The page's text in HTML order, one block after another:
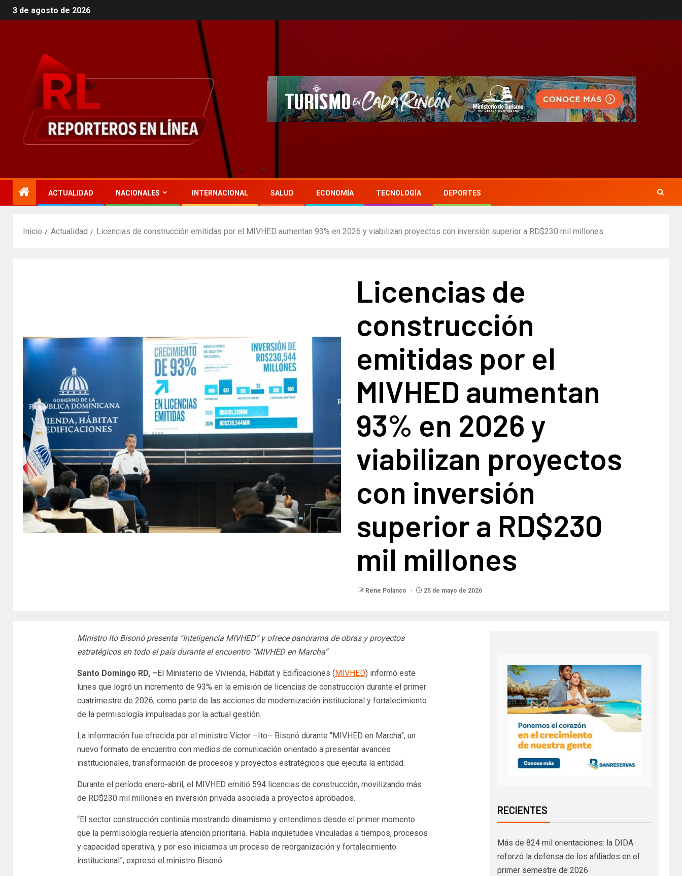
3 de agosto de 2026
ACTUALIDAD NACIONALES INTERNACIONAL SALUD ECONOMÍA TECNOLOGÍA DEPORTES
Inicio Actualidad Licencias de construcción emitidas por el MIVHED aumentan 93% en 2026 y viabilizan proyectos con inversión superior a RD$230 mil millones
Licencias de
construcción
emitidas por el
MIVHED aumentan
93% en 2026 y
viabilizan proyectos
con inversión
superior a RD$230
mil millones
Rene Polanco 25 de mayo de 2026
Ministro Ito Bisonó presenta “Inteligencia MIVHED” y ofrece panorama de obras y proyectos
estratégicos en todo el país durante el encuentro “MIVHED en Marcha”
Santo Domingo RD, –El Ministerio de Vivienda, Hábitat y Edificaciones (MIVHED) informó este
lunes que logró un incremento de 93% en la emisión de licencias de construcción durante el primer
cuatrimestre de 2026, como parte de las acciones de modernización institucional y fortalecimiento
de la permisología impulsadas por la actual gestión.
La información fue ofrecida por el ministro Víctor –Ito– Bisonó durante “MIVHED en Marcha”, un
nuevo formato de encuentro con medios de comunicación orientado a presentar avances
institucionales, transformación de procesos y proyectos estratégicos que ejecuta la entidad.
Durante el período enero-abril, el MIVHED emitió 594 licencias de construcción, movilizando más
de RD$230 mil millones en inversión privada asociada a proyectos aprobados.
“El sector construcción continúa mostrando dinamismo y entendimos desde el primer momento
que la permisología requería atención prioritaria. Había inquietudes vinculadas a tiempos, procesos
y capacidad operativa, y por eso iniciamos un proceso de reorganización y fortalecimiento
institucional”, expresó el ministro Bisonó.
RECIENTES
Más de 824 mil orientaciones: la DIDA
reforzó la defensa de los afiliados en el
primer semestre de 2026